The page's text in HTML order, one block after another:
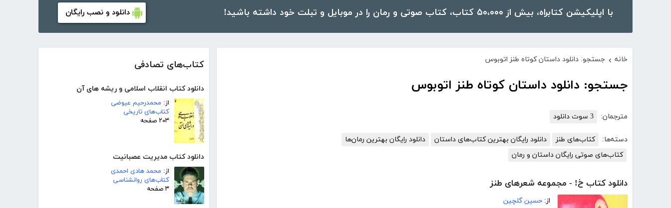
با اپلیکیشن کتابراه، بیش از ۵۰،۰۰۰ کتاب، کتاب صوتی و رمان را در موبایل و تبلت خود داشته باشید! دانلود و نصب رایگان
کتاب‌های تصادفی
دانلود کتاب انقلاب اسلامی و ریشه های آن
از: محمدرحیم عیوضی
کتاب‌های تاریخی
۲۰۳ صفحه
دانلود کتاب مدیریت عصبانیت
از: محمد هادی احمدی
کتاب‌های روانشناسی
۳ صفحه
خانه › جستجو: دانلود داستان کوتاه طنز اتوبوس
جستجو: دانلود داستان کوتاه طنز اتوبوس
مترجمان: 3 سوت دانلود
دسته‌ها: کتاب‌های طنز دانلود رایگان بهترین کتاب‌های داستان
دانلود رایگان بهترین رمان‌ها
کتاب‌های صوتی رایگان داستان و رمان
دانلود کتاب خ! - مجموعه شعرهای طنز
از: حسین گلچین